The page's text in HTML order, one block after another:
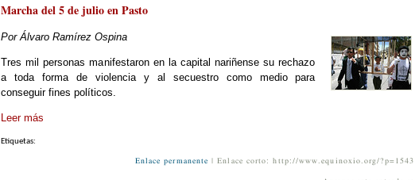
Marcha del 5 de julio en Pasto
Por Álvaro Ramírez Ospina
Tres mil personas manifestaron en la capital nariñense su rechazo
a toda forma de violencia y al secuestro como medio para
conseguir fines políticos.
Leer más
Etiquetas:
Enlace permanente | Enlace corto: http://www.equinoxio.org/?p=1543